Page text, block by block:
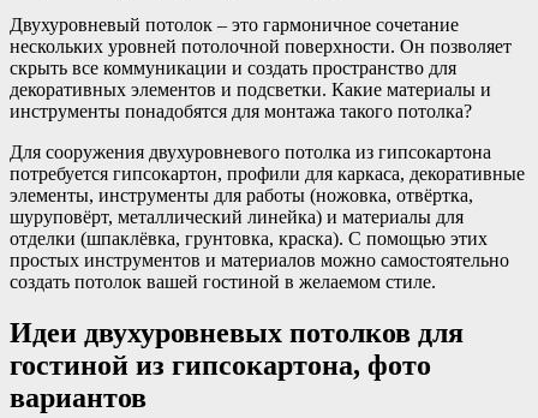
Двухуровневый потолок – это гармоничное сочетание
нескольких уровней потолочной поверхности. Он позволяет
скрыть все коммуникации и создать пространство для
декоративных элементов и подсветки. Какие материалы и
инструменты понадобятся для монтажа такого потолка?
Для сооружения двухуровневого потолка из гипсокартона
потребуется гипсокартон, профили для каркаса, декоративные
элементы, инструменты для работы (ножовка, отвёртка,
шуруповёрт, металлический линейка) и материалы для
отделки (шпаклёвка, грунтовка, краска). С помощью этих
простых инструментов и материалов можно самостоятельно
создать потолок вашей гостиной в желаемом стиле.
Идеи двухуровневых потолков для
гостиной из гипсокартона, фото
вариантов